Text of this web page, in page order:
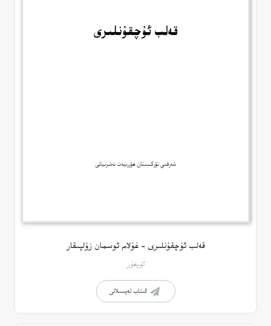
قەلب ئۇچقۇنلىرى – غۇلام ئوسمان زۇلپىقار
ئۇيغۇر
كىتاب تەپسىلاتى